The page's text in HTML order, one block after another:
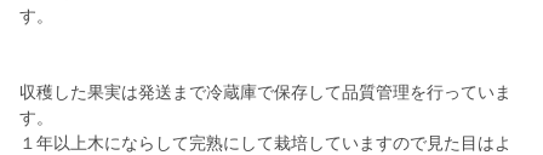
す。
収穫した果実は発送まで冷蔵庫で保存して品質管理を行っていま
す。
１年以上木にならして完熟にして栽培していますので見た目はよ